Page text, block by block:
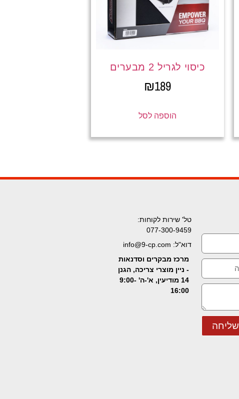
כיסוי לגריל 2 מבערים
₪189
הוספה לסל
שליחה
טל' שירות לקוחות:
077-300-9459
דוא"ל: info@9-cp.com
מרכז מבקרים וסדנאות
- ניין מוצרי צריכה, הגנן
14 מודיעין, א'-ה' 9:00-
16:00